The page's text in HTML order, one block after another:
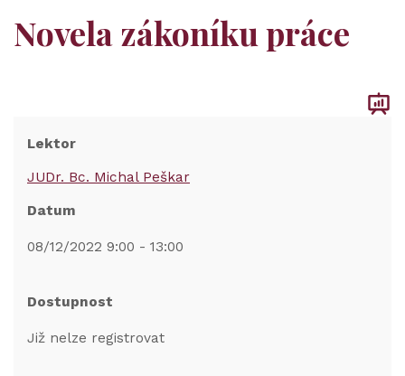
Novela zákoníku práce
Lektor
JUDr. Bc. Michal Peškar
Datum
08/12/2022 9:00 - 13:00
Dostupnost
Již nelze registrovat